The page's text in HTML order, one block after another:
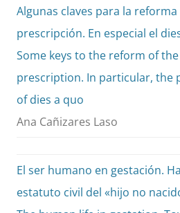
Algunas claves para la reforma
prescripción. En especial el
Some keys to the reform of the
prescription. In particular, the
of dies a quo
Ana Cañizares Laso
El ser humano en gestación.
estatuto civil del «hijo no